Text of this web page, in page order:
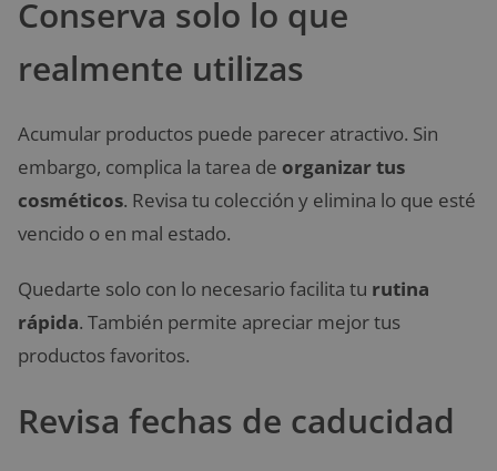
Conserva solo lo que
realmente utilizas
Acumular productos puede parecer atractivo. Sin
embargo, complica la tarea de organizar tus
cosméticos. Revisa tu colección y elimina lo que esté
vencido o en mal estado.
Quedarte solo con lo necesario facilita tu rutina
rápida. También permite apreciar mejor tus
productos favoritos.
Revisa fechas de caducidad